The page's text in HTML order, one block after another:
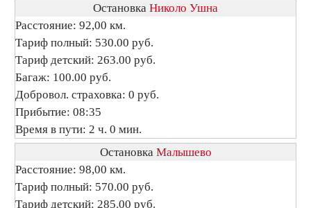
Остановка Николо Ушна
Расстояние: 92,00 км.
Тариф полный: 530.00 руб.
Тариф детский: 263.00 руб.
Багаж: 100.00 руб.
Добровол. страховка: 0 руб.
Прибытие: 08:35
Время в пути: 2 ч. 0 мин.
Остановка Малышево
Расстояние: 98,00 км.
Тариф полный: 570.00 руб.
Тариф детский: 285.00 руб.